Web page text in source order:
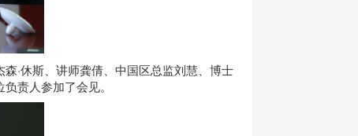
·休斯、讲师龚倩、中国区总监刘慧、博士
责人参加了会见。